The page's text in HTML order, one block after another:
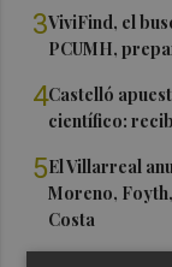
3ViviFind, el
PCUMH,
4Castelló
científico:
5El Villarreal
Moreno,
Costa